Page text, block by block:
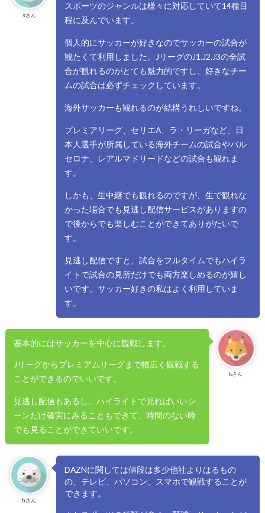
sさん
スポーツのジャンルは様々に対応していて14種目
程に及んでいます。
個人的にサッカーが好きなのでサッカーの試合が
観たくて利用しました。JリーグのJ1.J2.J3の全試
合が観れるのがとても魅力的ですし、好きなチー
ムの試合は必ずチェックしています。
海外サッカーも観れるのが結構うれしいですね。
プレミアリーグ、セリエA、ラ・リーガなど、日
本人選手が所属している海外チームの試合やバル
セロナ、レアルマドリードなどの試合も観れま
す。
しかも、生中継でも観れるのですが、生で観れな
かった場合でも見逃し配信サービスがありますの
で後からでも楽しむことができてありがたいで
す。
見逃し配信ですと、試合をフルタイムでもハイラ
イトで試合の見所だけでも両方楽しめるのが嬉し
いです。サッカー好きの私はよく利用していま
す。
kさん
基本的にはサッカーを中心に観戦します。
Jリーグからプレミアムリーグまで幅広く観戦する
ことができるのでいいです。
見逃し配信もあるし、ハイライトで見ればいいシ
ーンだけ確実にみることもできて、時間のない時
でも見ることができていいです。
hさん
DAZNに関しては値段は多少他社よりはるもの
の、テレビ、パソコン、スマホで観戦することが
できます。